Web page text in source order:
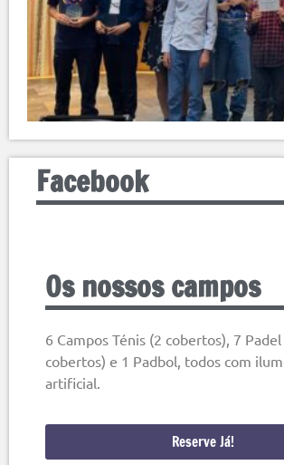
Facebook
Os nossos campos
6 Campos Ténis (2 cobertos), 7 Padel
cobertos) e 1 Padbol, todos com
artificial.
Reserve Já!